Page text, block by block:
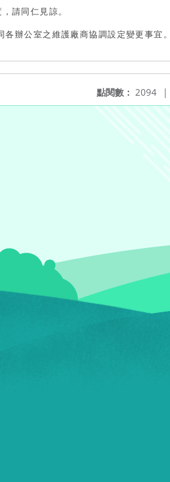
請同仁見諒。
辦公室之維護廠商協調設定變更事宜。
點閱數： 2094 |